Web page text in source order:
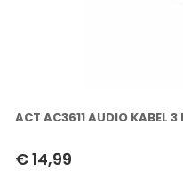
ACT AC3611 AUDIO KABEL
€ 14,99